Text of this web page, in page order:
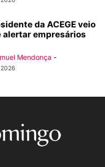
da ACEGE veio
alertar empresários
Mendonça -